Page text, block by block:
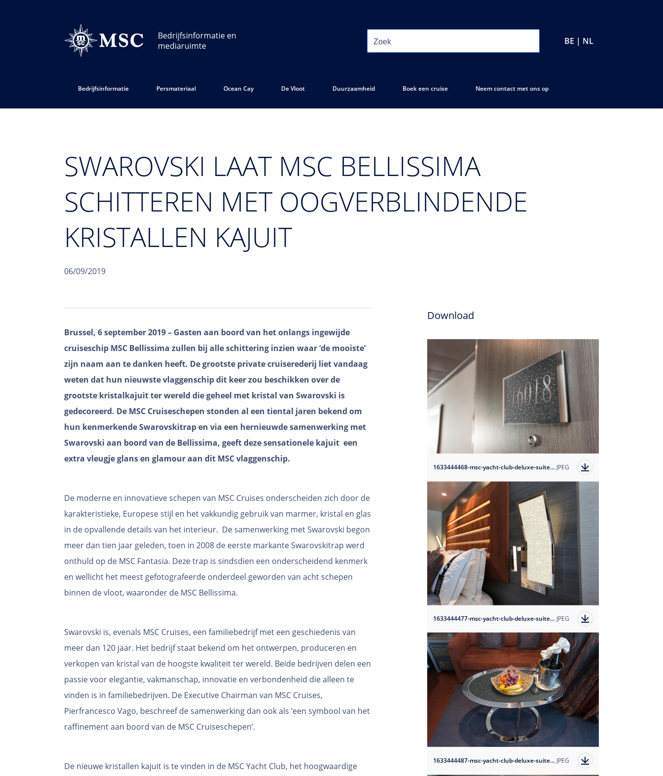
Bedrijfsinformatie en
mediaruimte
BE | NL
Bedrijfsinformatie Persmateriaal Ocean Cay De Vloot Duurzaamheid Boek een cruise Neem contact met ons op
SWAROVSKI LAAT MSC BELLISSIMA
SCHITTEREN MET OOGVERBLINDENDE
KRISTALLEN KAJUIT
06/09/2019
Brussel, 6 september 2019 – Gasten aan boord van het onlangs ingewijde
cruiseschip MSC Bellissima zullen bij alle schittering inzien waar ‘de mooiste’
zijn naam aan te danken heeft. De grootste private cruiserederij liet vandaag
weten dat hun nieuwste vlaggenschip dit keer zou beschikken over de
grootste kristalkajuit ter wereld die geheel met kristal van Swarovski is
gedecoreerd. De MSC Cruiseschepen stonden al een tiental jaren bekend om
hun kenmerkende Swarovskitrap en via een hernieuwde samenwerking met
Swarovski aan boord van de Bellissima, geeft deze sensationele kajuit een
extra vleugje glans en glamour aan dit MSC vlaggenschip.
De moderne en innovatieve schepen van MSC Cruises onderscheiden zich door de
karakteristieke, Europese stijl en het vakkundig gebruik van marmer, kristal en glas
in de opvallende details van het interieur. De samenwerking met Swarovski begon
meer dan tien jaar geleden, toen in 2008 de eerste markante Swarovskitrap werd
onthuld op de MSC Fantasia. Deze trap is sindsdien een onderscheidend kenmerk
en wellicht het meest gefotografeerde onderdeel geworden van acht schepen
binnen de vloot, waaronder de MSC Bellissima.
Swarovski is, evenals MSC Cruises, een familiebedrijf met een geschiedenis van
meer dan 120 jaar. Het bedrijf staat bekend om het ontwerpen, produceren en
verkopen van kristal van de hoogste kwaliteit ter wereld. Beide bedrijven delen een
passie voor elegantie, vakmanschap, innovatie en verbondenheid die alleen te
vinden is in familiebedrijven. De Executive Chairman van MSC Cruises,
Pierfrancesco Vago, beschreef de samenwerking dan ook als ‘een symbool van het
raffinement aan boord van de MSC Cruiseschepen’.
De nieuwe kristallen kajuit is te vinden in de MSC Yacht Club, het hoogwaardige
Download
1633444468-msc-yacht-club-deluxe-suite-12?auto=format JPEG
1633444477-msc-yacht-club-deluxe-suite-2?auto=format JPEG
1633444487-msc-yacht-club-deluxe-suite-3?auto=format JPEG